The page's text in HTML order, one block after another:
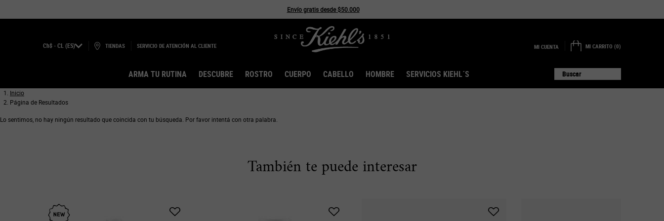
Envío gratis desde $50.000
Ch$ - CL (ES) TIENDAS SERVICIO DE ATENCIÓN AL CLIENTE MI CUENTA MI CARRITO 0
0 PRODUCTO EN EL CARRITO
ARMA TU RUTINA DESCUBRE ROSTRO CUERPO CABELLO HOMBRE SERVICIOS KIEHL´S Buscar
Main content
Inicio
Página de Resultados
Lo sentimos, no hay ningún resultado que coincida con tu búsqueda. Por favor intentá con otra palabra.
También te puede interesar